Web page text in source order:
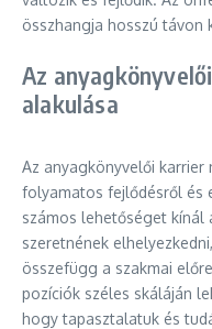
összhangja hosszú távon
Az
alakulása
Az anyagkönyvelői karrier
folyamatos fejlődésről és
számos lehetőséget kínál
szeretnének
összefügg a szakmai
pozíciók széles skáláján
hogy tapasztalatuk és